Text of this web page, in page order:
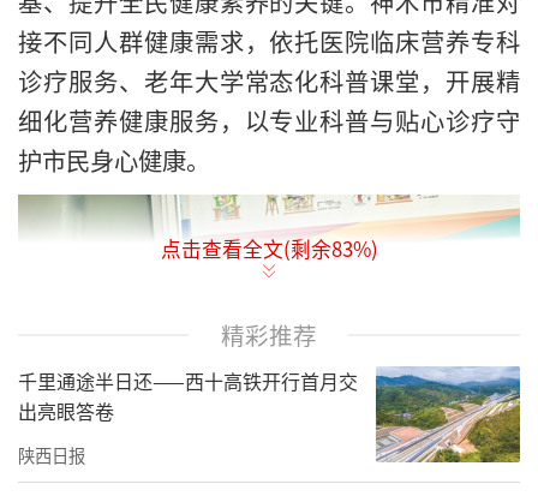
接不同人群健康需求，依托医院临床营养专科
诊疗服务、老年大学常态化科普课堂，开展精
细化营养健康服务，以专业科普与贴心诊疗守
护市民身心健康。
点击查看全文(剩余83%)
精彩推荐
千里通途半日还——西十高铁开行首月交
出亮眼答卷
陕西日报